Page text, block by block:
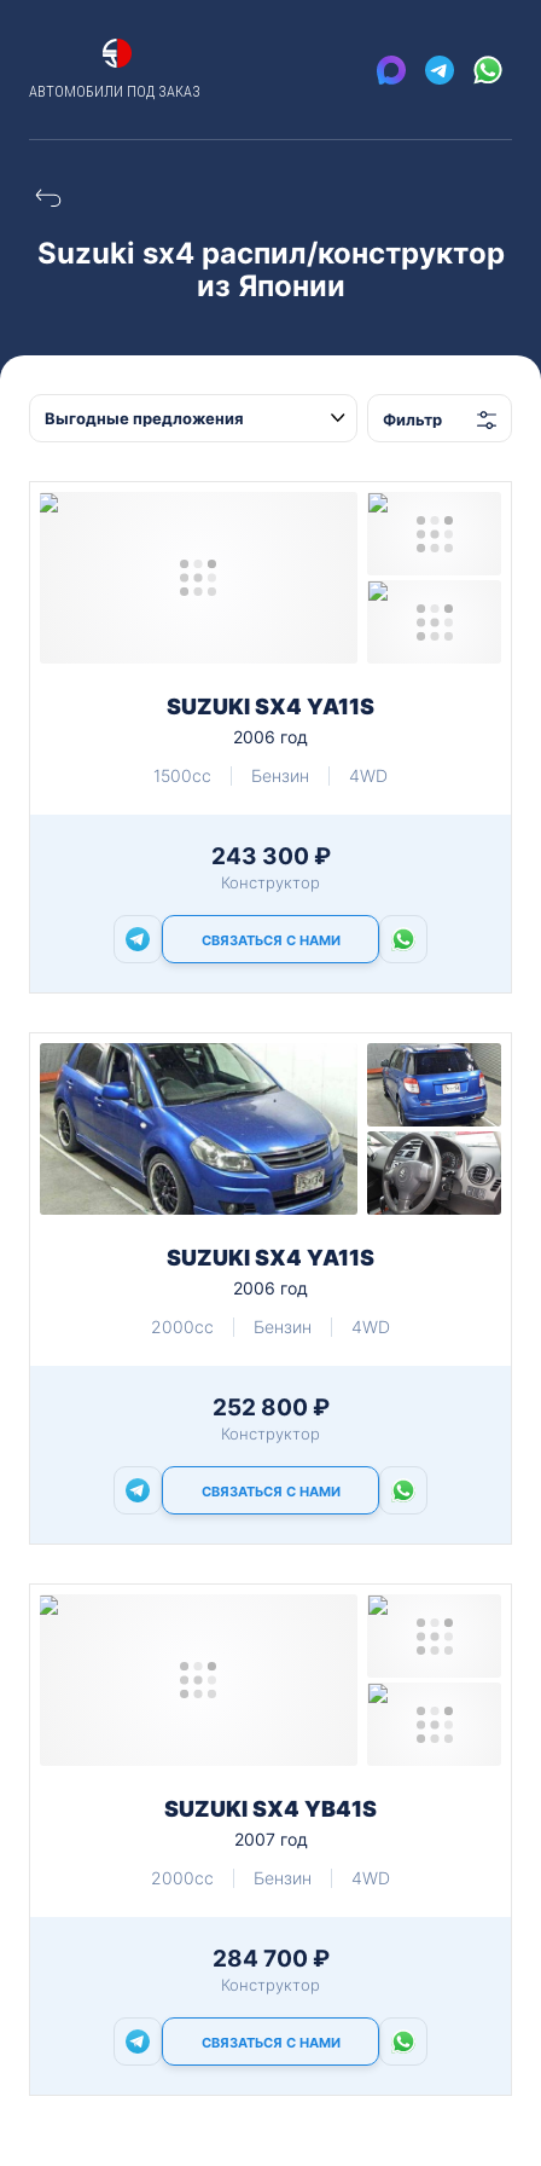
АВТОМОБИЛИ ПОД ЗАКАЗ
Suzuki sx4 распил/конструктор
из Японии
Фильтр
SUZUKI SX4 YA11S
2006 год
1500cc
Бензин 4WD
243 300 ₽
Конструктор
СВЯЗАТЬСЯ С НАМИ
SUZUKI SX4 YA11S
2006 год
2000cc
Бензин 4WD
252 800 ₽
Конструктор
СВЯЗАТЬСЯ С НАМИ
SUZUKI SX4 YB41S
2007 год
2000cc
Бензин 4WD
284 700 ₽
Конструктор
СВЯЗАТЬСЯ С НАМИ